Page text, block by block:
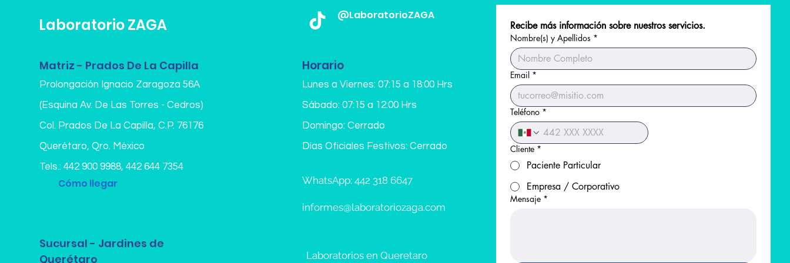
Laboratorio ZAGA
Matriz - Prados De La Capilla
Prolongación Ignacio Zaragoza 56A
(Esquina Av. De Las Torres - Cedros)
Col. Prados De La Capilla, C.P. 76176
Querétaro, Qro. México
Tels.: 442 900 9988, 442 644 7354
Cómo llegar
Sucursal - Jardines de
Querétaro
Horario
Lunes a Viernes: 07:15 a 18:00 Hrs
Sábado: 07:15 a 12:00 Hrs
Domingo: Cerrado
Días Oficiales Festivos: Cerrado
WhatsApp: 442 318 6647
informes@laboratoriozaga.com
Laboratorios en Queretaro
Recibe más información sobre nuestros servicios.
Nombre(s) y Apellidos *
Email *
Teléfono *
Cliente *
Paciente Particular
Empresa / Corporativo
Mensaje *
@LaboratorioZAGA